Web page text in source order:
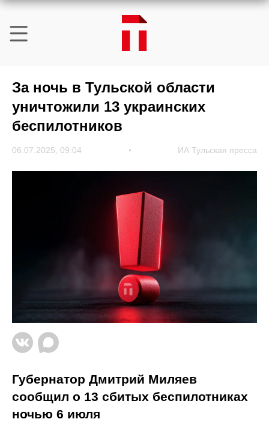
За ночь в Тульской области
уничтожили 13 украинских
беспилотников
06.07.2025, 09:04 ИА Тульская пресса
Губернатор Дмитрий Миляев
сообщил о 13 сбитых беспилотниках
ночью 6 июля